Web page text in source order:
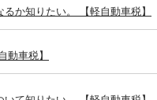
か知りたい。 【軽自動車税】
動車税】